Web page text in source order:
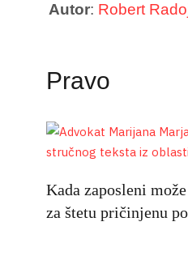
Autor: Robert
Pravo
Kada zaposleni
za štetu pričinjenu